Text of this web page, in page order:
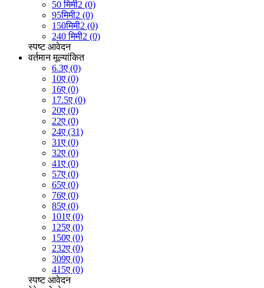
50 मिमी2 (0)
95मिमी2 (0)
150मिमी2 (0)
240 मिमी2 (0)
स्पष्ट आवेदन
वर्तमान मूल्यांकित
6.3ए (0)
10ए (0)
16ए (0)
17.5ए (0)
20ए (0)
22ए (0)
24ए (31)
31ए (0)
32ए (0)
41ए (0)
57ए (0)
65ए (0)
76ए (0)
85ए (0)
101ए (0)
125ए (0)
150ए (0)
232ए (0)
309ए (0)
415ए (0)
स्पष्ट आवेदन